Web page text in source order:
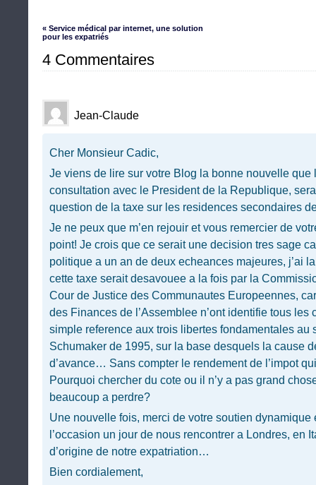
« Service médical par internet, une solution
pour les expatriés
4 Commentaires
Jean-Claude
Cher Monsieur Cadic,
Je viens de lire sur votre Blog la bonne nouvelle que
consultation avec le President de la Republique,
question de la taxe sur les residences secondaires
Je ne peux que m’en rejouir et vous remercier de
point! Je crois que ce serait une decision tres sage
politique a un an de deux echeances majeures, j’ai
cette taxe serait desavouee a la fois par la
Cour de Justice des Communautes Europeennes,
des Finances de l’Assemblee n’ont identifie tous les
simple reference aux trois libertes fondamentales au
Schumaker de 1995, sur la base desquels la cause
d’avance… Sans compter le rendement de l’impot
Pourquoi chercher du cote ou il n’y a pas grand
beaucoup a perdre?
Une nouvelle fois, merci de votre soutien dynamique
l’occasion un jour de nous rencontrer a Londres, en
d’origine de notre expatriation…
Bien cordialement,